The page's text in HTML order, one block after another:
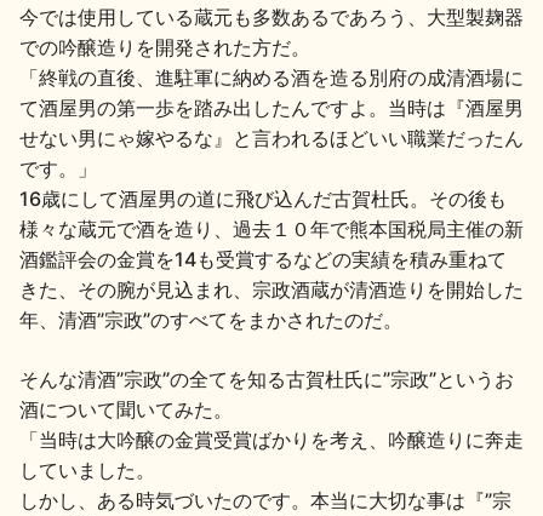
歳時記
地酒川柳 地酒小説
今では使用している蔵元も多数あるであろう、大型製麹器
での吟醸造りを開発された方だ。
「終戦の直後、進駐軍に納める酒を造る別府の成清酒場に
て酒屋男の第一歩を踏み出したんですよ。当時は『酒屋男
せない男にゃ嫁やるな』と言われるほどいい職業だったん
です。」
16歳にして酒屋男の道に飛び込んだ古賀杜氏。その後も
様々な蔵元で酒を造り、過去１０年で熊本国税局主催の新
酒鑑評会の金賞を14も受賞するなどの実績を積み重ねて
きた、その腕が見込まれ、宗政酒蔵が清酒造りを開始した
年、清酒”宗政”のすべてをまかされたのだ。
そんな清酒”宗政”の全てを知る古賀杜氏に”宗政”というお
酒について聞いてみた。
「当時は大吟醸の金賞受賞ばかりを考え、吟醸造りに奔走
していました。
しかし、ある時気づいたのです。本当に大切な事は『”宗